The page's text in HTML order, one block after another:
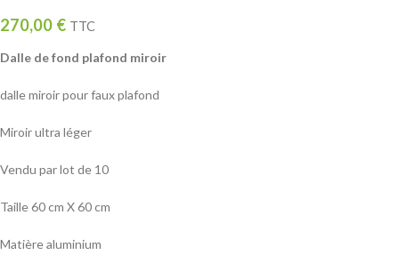
270,00 € TTC
Dalle de fond plafond miroir
dalle miroir pour faux plafond
Miroir ultra léger
Vendu par lot de 10
Taille 60 cm X 60 cm
Matière aluminium